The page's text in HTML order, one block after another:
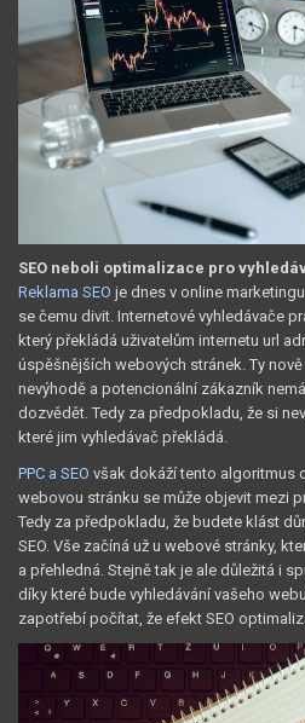
SEO neboli optimalizace pro
Reklama SEO je dnes v online
se čemu divit. Internetové vyhledávače
který překládá uživatelům internetu url
úspěšnějších webových stránek. Ty
nevýhodě a potencionální zákazník
dozvědět. Tedy za předpokladu, že si
které jim vyhledávač překládá.
PPC a SEO však dokáží tento algoritmus
webovou stránku se může objevit mezi
Tedy za předpokladu, že budete klást
SEO. Vše začíná už u webové stránky,
a přehledná. Stejně tak je ale důležitá i
díky které bude vyhledávání vašeho
zapotřebí počítat, že efekt SEO